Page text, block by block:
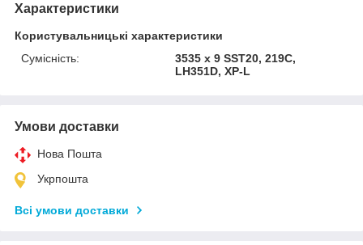
Характеристики
Користувальницькі характеристики
Сумісність:
3535 x 9 SST20, 219C,
LH351D, XP-L
Умови доставки
Нова Пошта
Укрпошта
Всі умови доставки